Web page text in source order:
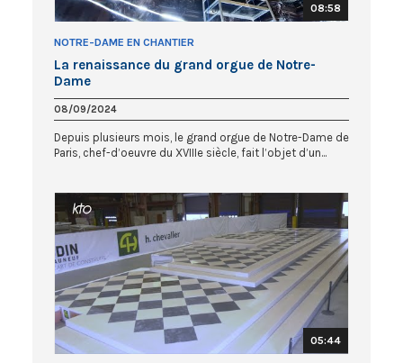
08:58
NOTRE-DAME EN CHANTIER
La renaissance du grand orgue de Notre-
Dame
08/09/2024
Depuis plusieurs mois, le grand orgue de Notre-Dame de
Paris, chef-d’oeuvre du XVIIIe siècle, fait l’objet d’un...
05:44